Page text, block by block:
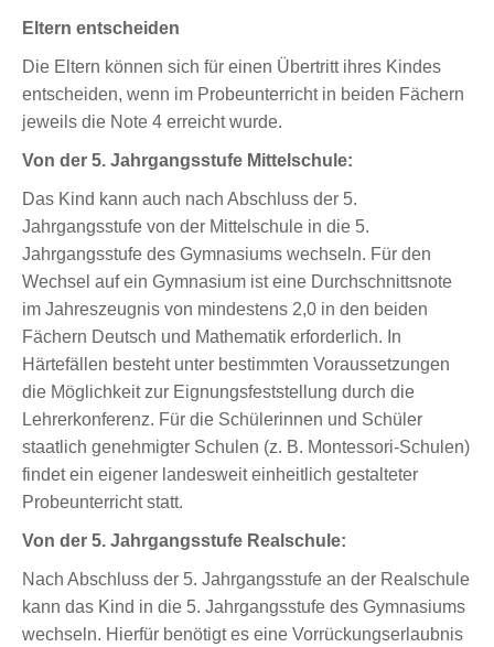
Eltern entscheiden
Die Eltern können sich für einen Übertritt ihres Kindes
entscheiden, wenn im Probeunterricht in beiden Fächern
jeweils die Note 4 erreicht wurde.
Von der 5. Jahrgangsstufe Mittelschule:
Das Kind kann auch nach Abschluss der 5.
Jahrgangsstufe von der Mittelschule in die 5.
Jahrgangsstufe des Gymnasiums wechseln. Für den
Wechsel auf ein Gymnasium ist eine Durchschnittsnote
im Jahreszeugnis von mindestens 2,0 in den beiden
Fächern Deutsch und Mathematik erforderlich. In
Härtefällen besteht unter bestimmten Voraussetzungen
die Möglichkeit zur Eignungsfeststellung durch die
Lehrerkonferenz. Für die Schülerinnen und Schüler
staatlich genehmigter Schulen (z. B. Montessori-Schulen)
findet ein eigener landesweit einheitlich gestalteter
Probeunterricht statt.
Von der 5. Jahrgangsstufe Realschule:
Nach Abschluss der 5. Jahrgangsstufe an der Realschule
kann das Kind in die 5. Jahrgangsstufe des Gymnasiums
wechseln. Hierfür benötigt es eine Vorrückungserlaubnis